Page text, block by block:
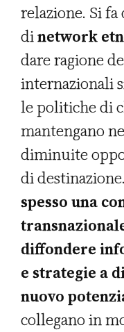
relazione. Si
dinetwork
dare ragione
internazionali
le politiche di
mantengano
diminuite
di destinazione.
spesso una
diffondere
e strategie a
nuovo
collegano in